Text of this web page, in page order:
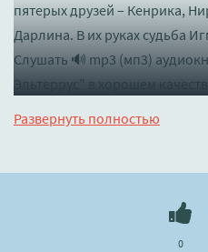
пятерых друзей – Кенрика,
Дарлина. В их руках судьба
Слушать 🔊 mp3 (мп3)
Эльтеррус" в хорошем
Развернуть полностью
0